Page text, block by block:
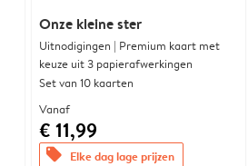
Onze kleine ster
Uitnodigingen | Premium kaart met
keuze uit 3 papierafwerkingen
Set van 10 kaarten
Vanaf
€ 11,99
offers Elke dag lage prijzen